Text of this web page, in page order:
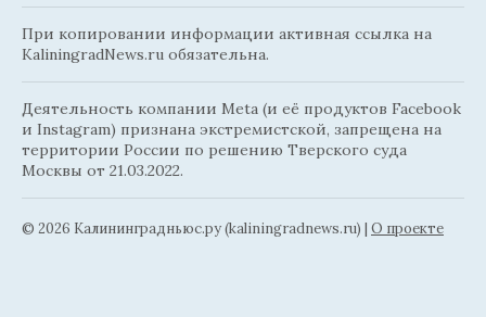
При копировании информации активная ссылка на
KaliningradNews.ru обязательна.
Деятельность компании Meta (и её продуктов Facebook
и Instagram) признана экстремистской, запрещена на
территории России по решению Тверского суда
Москвы от 21.03.2022.
© 2026 Калининградньюc.ру (kaliningradnews.ru) | О проекте